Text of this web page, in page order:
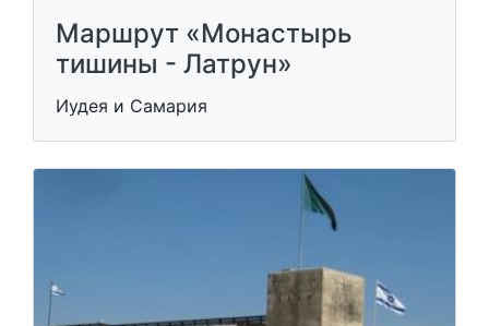
Маршрут «Монастырь
тишины - Латрун»
Иудея и Самария